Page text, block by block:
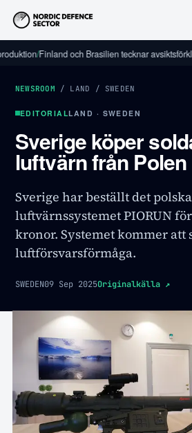
/Finland och Brasilien tecknar avsiktsförklaring
NEWSROOM / LAND / SWEDEN
EDITORIALLAND · SWEDEN
Sverige köper
luftvärn från Polen
Sverige har beställt det polska
luftvärnssystemet PIORUN
kronor. Systemet kommer att
luftförsvarsförmåga.
SWEDEN09 Sep 2025Originalkälla ↗